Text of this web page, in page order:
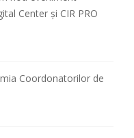
Center și CIR PRO
Coordonatorilor de